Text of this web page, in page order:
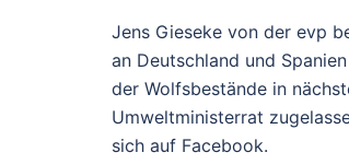
Jens Gieseke von der evp
an Deutschland und
der Wolfsbestände in
Umweltministerrat
sich auf Facebook.